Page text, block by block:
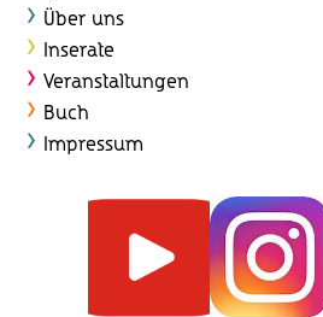
Über uns
Inserate
Veranstaltungen
Buch
Impressum